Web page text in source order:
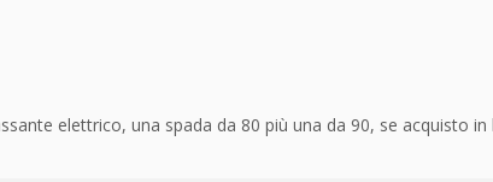
elettrico, una spada da 80 più una da 90, se acquisto in